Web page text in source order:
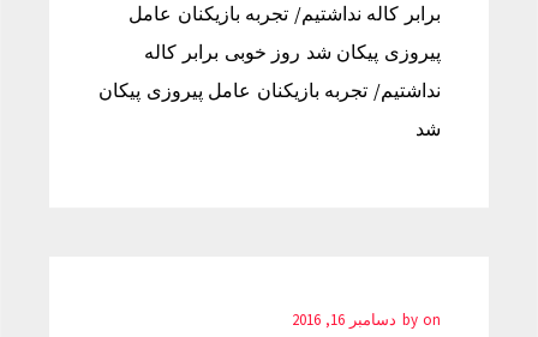
برابر کاله نداشتیم/ تجربه بازیکنان عامل
پیروزی پیکان شد روز خوبی برابر کاله
نداشتیم/ تجربه بازیکنان عامل پیروزی پیکان
شد
by on دسامبر 16, 2016